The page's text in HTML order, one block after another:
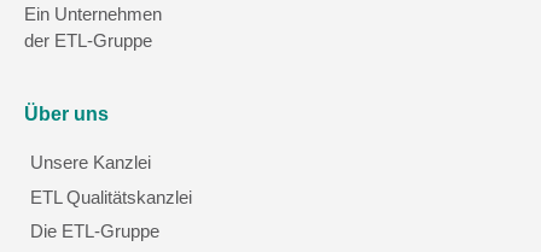
Ein Unternehmen
der ETL-Gruppe
Über uns
Unsere Kanzlei
ETL Qualitätskanzlei
Die ETL-Gruppe